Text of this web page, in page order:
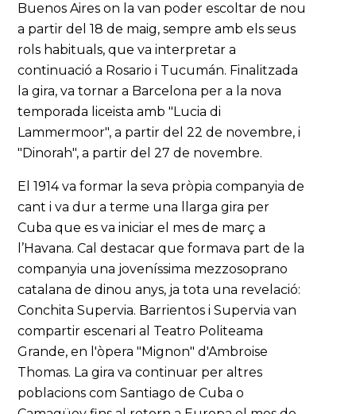
Buenos Aires on la van poder escoltar de nou
a partir del 18 de maig, sempre amb els seus
rols habituals, que va interpretar a
continuació a Rosario i Tucumán. Finalitzada
la gira, va tornar a Barcelona per a la nova
temporada liceista amb "Lucia di
Lammermoor", a partir del 22 de novembre, i
"Dinorah", a partir del 27 de novembre.
El 1914 va formar la seva pròpia companyia de
cant i va dur a terme una llarga gira per
Cuba que es va iniciar el mes de març a
l’Havana. Cal destacar que formava part de la
companyia una joveníssima mezzosoprano
catalana de dinou anys, ja tota una revelació:
Conchita Supervia. Barrientos i Supervia van
compartir escenari al Teatro Politeama
Grande, en l'òpera "Mignon" d'Ambroise
Thomas. La gira va continuar per altres
poblacions com Santiago de Cuba o